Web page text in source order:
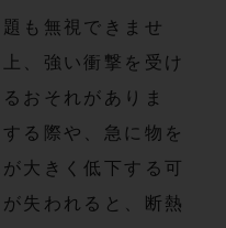
も無視できませ
、強い衝撃を受け
おそれがありま
る際や、急に物を
大きく低下する可
失われると、断熱